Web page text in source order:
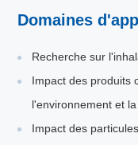
Domaines
Recherche sur
Impact des produits
l'environnement et
Impact des